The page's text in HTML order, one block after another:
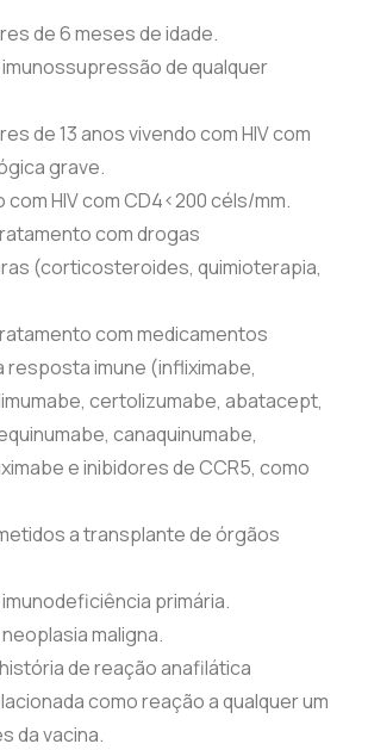
de 6 meses de idade.
de qualquer
de 13 anos vivendo com HIV com
grave.
com HIV com CD4<200 céls/mm.
com drogas
(corticosteroides, quimioterapia,
com medicamentos
resposta imune (infliximabe,
certolizumabe, abatacept,
canaquinumabe,
e inibidores de CCR5, como
a transplante de órgãos
primária.
maligna.
de reação anafilática
como reação a qualquer um
da vacina.